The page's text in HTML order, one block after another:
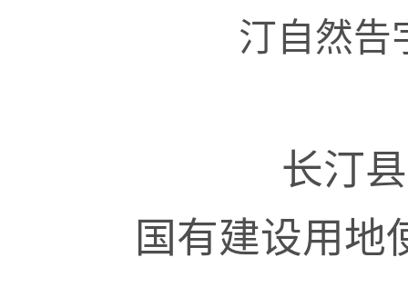
汀自然告
长汀县
国有建设用地